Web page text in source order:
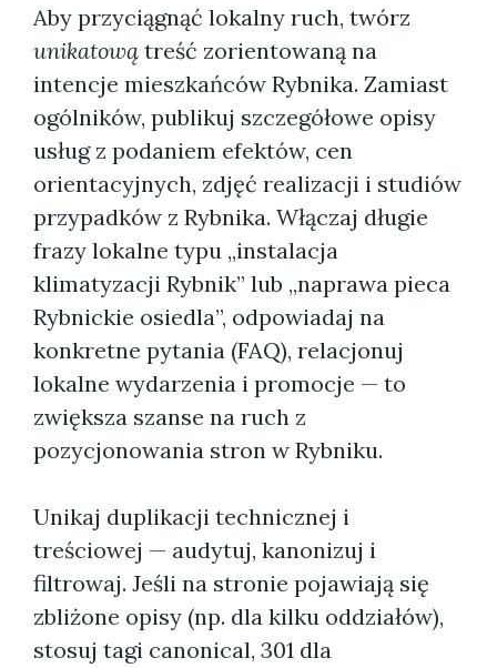
Aby przyciągnąć lokalny ruch, twórz
unikatową treść zorientowaną na
intencje mieszkańców Rybnika. Zamiast
ogólników, publikuj szczegółowe opisy
usług z podaniem efektów, cen
orientacyjnych, zdjęć realizacji i studiów
przypadków z Rybnika. Włączaj długie
frazy lokalne typu „instalacja
klimatyzacji Rybnik” lub „naprawa pieca
Rybnickie osiedla”, odpowiadaj na
konkretne pytania (FAQ), relacjonuj
lokalne wydarzenia i promocje — to
zwiększa szanse na ruch z
pozycjonowania stron w Rybniku.
Unikaj duplikacji technicznej i
treściowej — audytuj, kanonizuj i
filtrowaj. Jeśli na stronie pojawiają się
zbliżone opisy (np. dla kilku oddziałów),
stosuj tagi canonical, 301 dla